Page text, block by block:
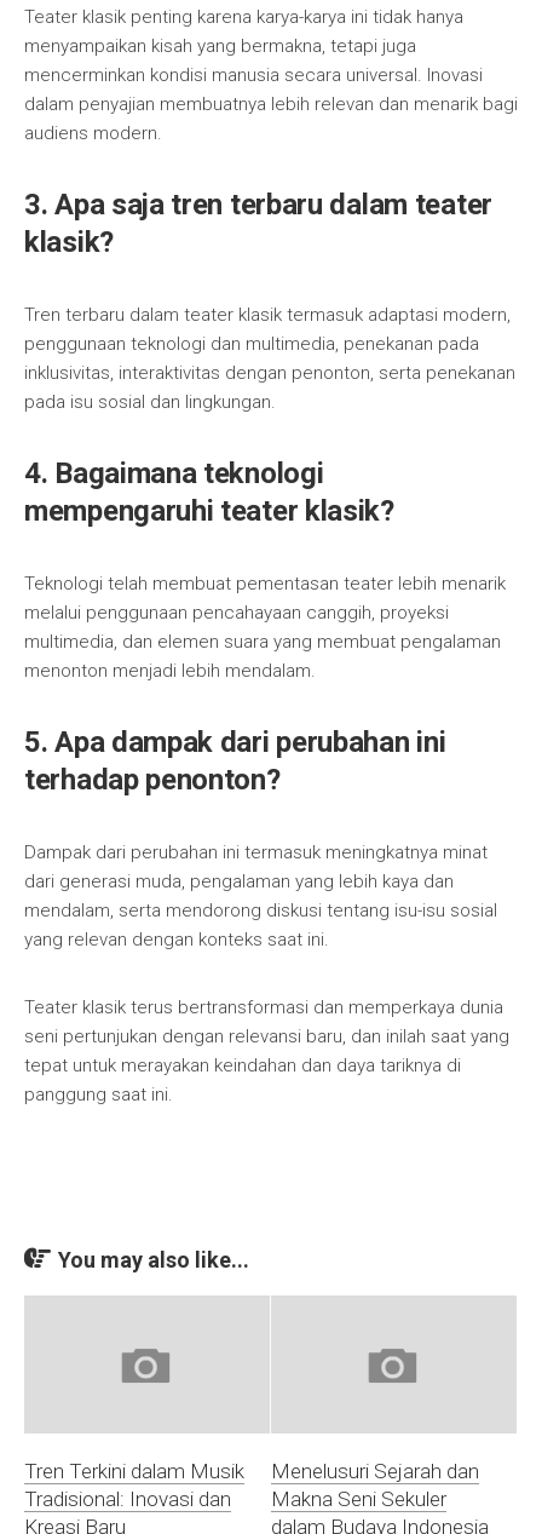
Teater klasik penting karena karya-karya ini tidak hanya
menyampaikan kisah yang bermakna, tetapi juga
mencerminkan kondisi manusia secara universal. Inovasi
dalam penyajian membuatnya lebih relevan dan menarik bagi
audiens modern.
3. Apa saja tren terbaru dalam teater
klasik?
Tren terbaru dalam teater klasik termasuk adaptasi modern,
penggunaan teknologi dan multimedia, penekanan pada
inklusivitas, interaktivitas dengan penonton, serta penekanan
pada isu sosial dan lingkungan.
4. Bagaimana teknologi
mempengaruhi teater klasik?
Teknologi telah membuat pementasan teater lebih menarik
melalui penggunaan pencahayaan canggih, proyeksi
multimedia, dan elemen suara yang membuat pengalaman
menonton menjadi lebih mendalam.
5. Apa dampak dari perubahan ini
terhadap penonton?
Dampak dari perubahan ini termasuk meningkatnya minat
dari generasi muda, pengalaman yang lebih kaya dan
mendalam, serta mendorong diskusi tentang isu-isu sosial
yang relevan dengan konteks saat ini.
Teater klasik terus bertransformasi dan memperkaya dunia
seni pertunjukan dengan relevansi baru, dan inilah saat yang
tepat untuk merayakan keindahan dan daya tariknya di
panggung saat ini.
You may also like...
Tren Terkini dalam Musik
Tradisional: Inovasi dan
Kreasi Baru
Menelusuri Sejarah dan
Makna Seni Sekuler
dalam Budaya Indonesia